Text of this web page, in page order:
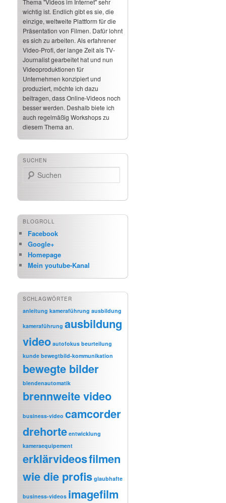
Thema "Videos im Internet" sehr
wichtig ist. Endlich gibt es sie, die
einzige, weltweite Plattform für die
Präsentation von Filmen. Dafür lohnt
es sich zu arbeiten. Als erfahrener
Video-Profi, der lange Zeit als TV-
Journalist gearbeitet hat und nun
Videoproduktionen für
Unternehmen konzipiert und
produziert, möchte ich dazu
beitragen, dass Online-Videos noch
besser werden. Deshalb biete ich
auch regelmäßig Workshops zu
diesem Thema an.
SUCHEN
Suchen
BLOGROLL
Facebook
Google+
Homepage
Mein youtube-Kanal
SCHLAGWÖRTER
anleitung kameraführung ausbildung
kameraführung ausbildung
video autofokus beurteilung
kunde bewegtbild-kommunikation
bewegte bilder
blendenautomatik
brennweite video
business-video camcorder
drehorte entwicklung
kameraequipement
erklärvideosfilmen
wie die profis glaubhafte
business-videos imagefilm